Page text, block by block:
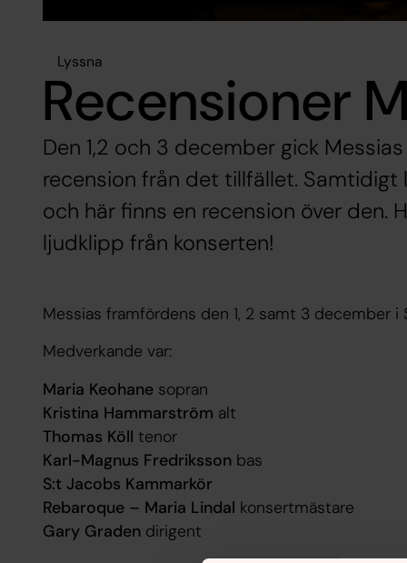
Lyssna
Recensioner
Den 1,2 och 3 december gick
recension från det tillfället. Samtidigt
och här finns en recension över den.
ljudklipp från konserten!
Messias framfördens den 1, 2 samt 3 december i
Medverkande var:
Maria Keohane sopran
Kristina Hammarström alt
Thomas Köll tenor
Karl-Magnus Fredrikssonbas
S:t Jacobs Kammarkör
Rebaroque – Maria Lindal konsertmästare
Gary Gradendirigent